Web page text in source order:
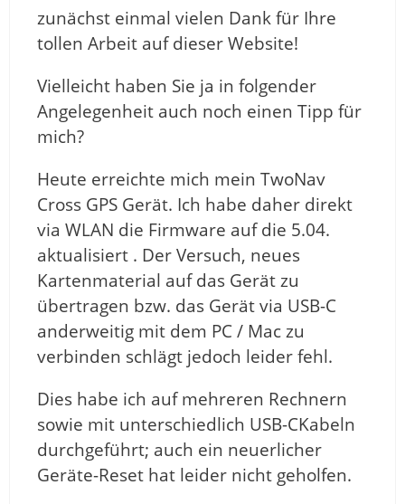
zunächst einmal vielen Dank für Ihre
tollen Arbeit auf dieser Website!
Vielleicht haben Sie ja in folgender
Angelegenheit auch noch einen Tipp für
mich?
Heute erreichte mich mein TwoNav
Cross GPS Gerät. Ich habe daher direkt
via WLAN die Firmware auf die 5.04.
aktualisiert . Der Versuch, neues
Kartenmaterial auf das Gerät zu
übertragen bzw. das Gerät via USB-C
anderweitig mit dem PC / Mac zu
verbinden schlägt jedoch leider fehl.
Dies habe ich auf mehreren Rechnern
sowie mit unterschiedlich USB-CKabeln
durchgeführt; auch ein neuerlicher
Geräte-Reset hat leider nicht geholfen.